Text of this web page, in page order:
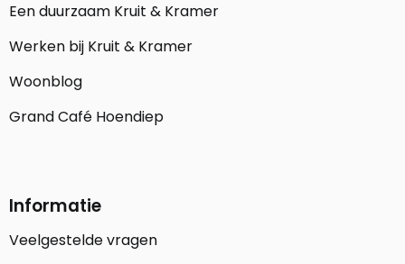
Een duurzaam Kruit & Kramer
Werken bij Kruit & Kramer
Woonblog
Grand Café Hoendiep
Informatie
Veelgestelde vragen